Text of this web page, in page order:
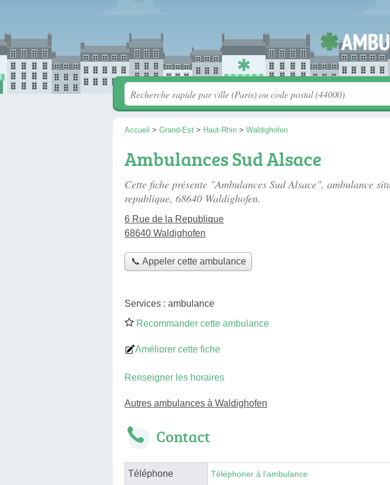
Accueil > Grand-Est > Haut-Rhin > Waldighofen
Ambulances Sud Alsace
Cette fiche présente "Ambulances Sud Alsace", ambulance
republique, 68640 Waldighofen.
6 Rue de la Republique
68640 Waldighofen
📞 Appeler cette ambulance
Services : ambulance
Recommander cette ambulance
Améliorer cette fiche
Renseigner les horaires
Autres ambulances à Waldighofen
Contact
Téléphone Téléphoner à l'ambulance